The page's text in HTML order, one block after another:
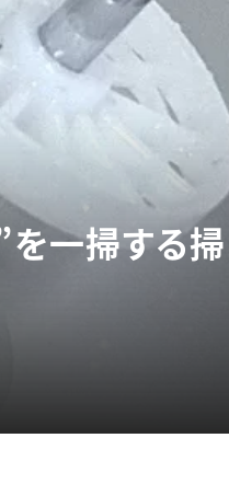
を一掃する掃